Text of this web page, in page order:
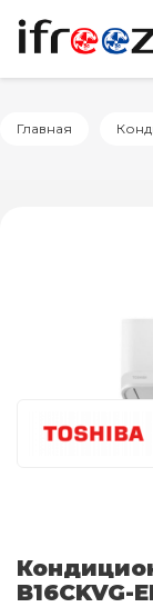
Главная
B16CKVG-